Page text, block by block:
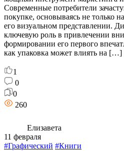
Современные потребители
покупке, основываясь не только
его визуальном представлении.
ключевую роль в привлечении
формировании его первого
как упаковка может влиять на […]
1
0
0
260
Елизавета
11 февраля
#Графический #Книги